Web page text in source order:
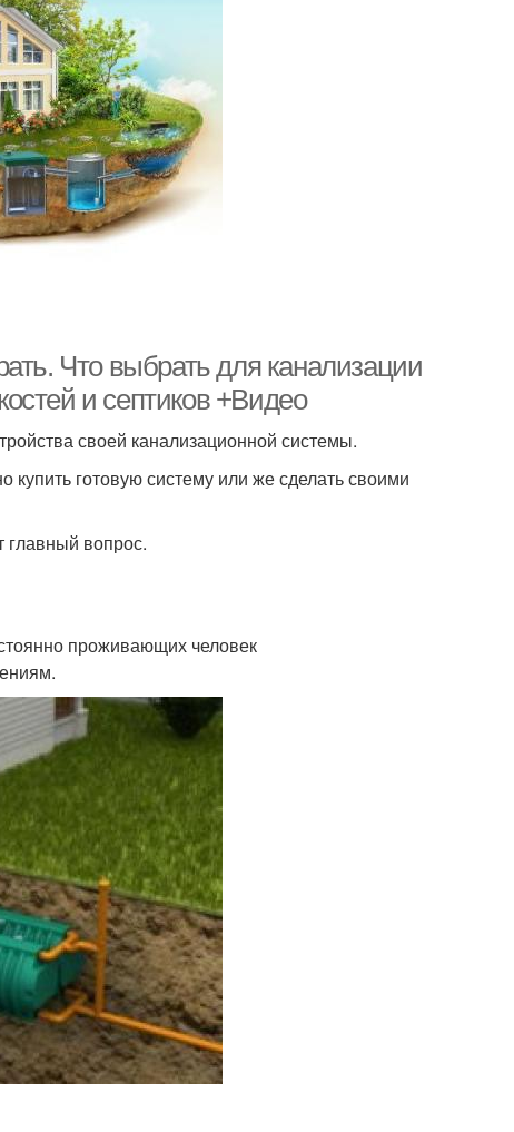
Что выбрать для канализации
и септиков +Видео
своей канализационной системы.
готовую систему или же сделать своими
главный вопрос.
проживающих человек